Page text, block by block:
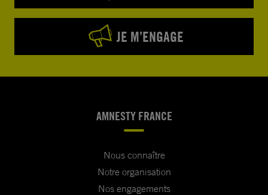
JE M’ENGAGE
AMNESTY FRANCE
Nous connaître
Notre organisation
Nos engagements